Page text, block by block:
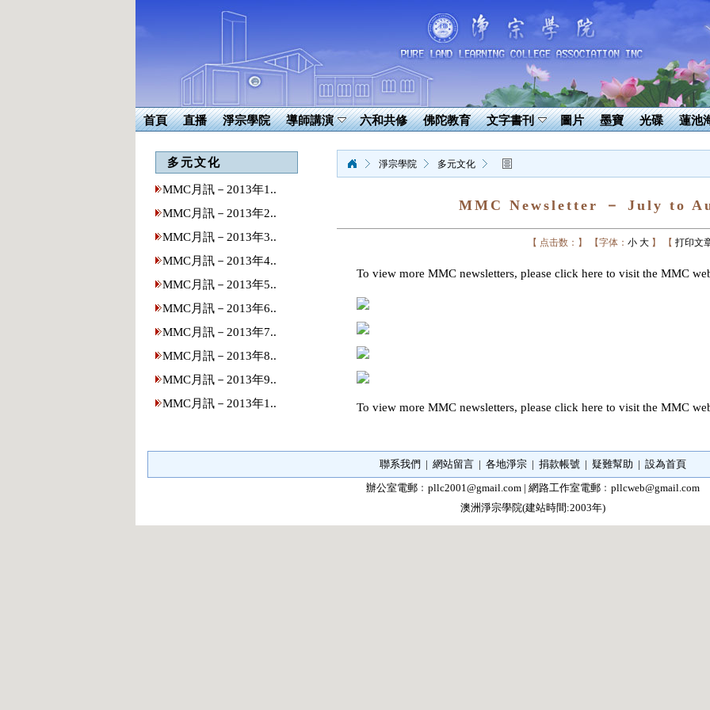
首頁 直播 淨宗學院 導師講演 六和共修 佛陀教育 文字書刊 圖片 墨寶 光碟 蓮池
多元文化
MMC月訊－2013年1..
MMC月訊－2013年2..
MMC月訊－2013年3..
MMC月訊－2013年4..
MMC月訊－2013年5..
MMC月訊－2013年6..
MMC月訊－2013年7..
MMC月訊－2013年8..
MMC月訊－2013年9..
MMC月訊－2013年1..
淨宗學院 多元文化
MMC Newsletter － July to
【 点击数：】 【字体： 小 大】 【 打印文
To view more MMC newsletters, please click here to visit the MMC
To view more MMC newsletters, please click here to visit the MMC
聯系我們 | 網站留言| 各地淨宗| 捐款帳號| 疑難幫助 | 設為首頁
辦公室電郵﹕ pllc2001@gmail.com| 網路工作室電郵﹕ pllcweb@gmail.com
澳洲淨宗學院(建站時間:2003年)